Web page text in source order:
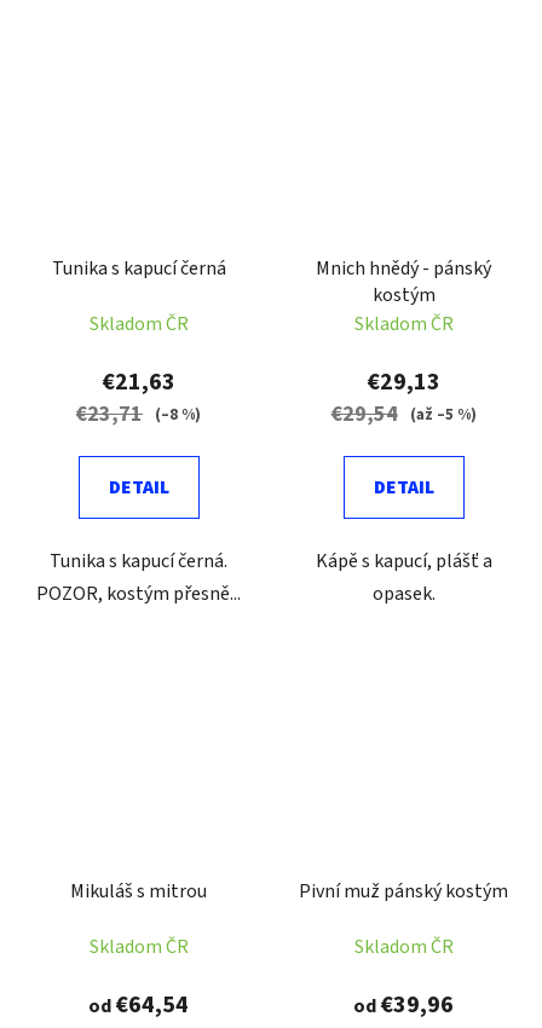
Tunika s kapucí černá
Skladom ČR
€21,63
€23,71 (–8 %)
DETAIL
Tunika s kapucí černá.
POZOR, kostým přesně...
Mnich hnědý - pánský
kostým
Skladom ČR
€29,13
€29,54 (až –5 %)
DETAIL
Kápě s kapucí, plášť a
opasek.
Mikuláš s mitrou
Skladom ČR
od€64,54
Pivní muž pánský kostým
Skladom ČR
od€39,96